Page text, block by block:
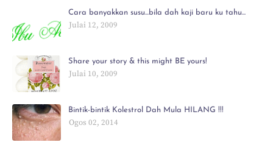
Cara banyakkan susu...bila dah kaji baru ku tahu...
Julai 12, 2009
Share your story & this might BE yours!
Julai 10, 2009
Bintik-bintik Kolestrol Dah Mula HILANG !!!
Ogos 02, 2014